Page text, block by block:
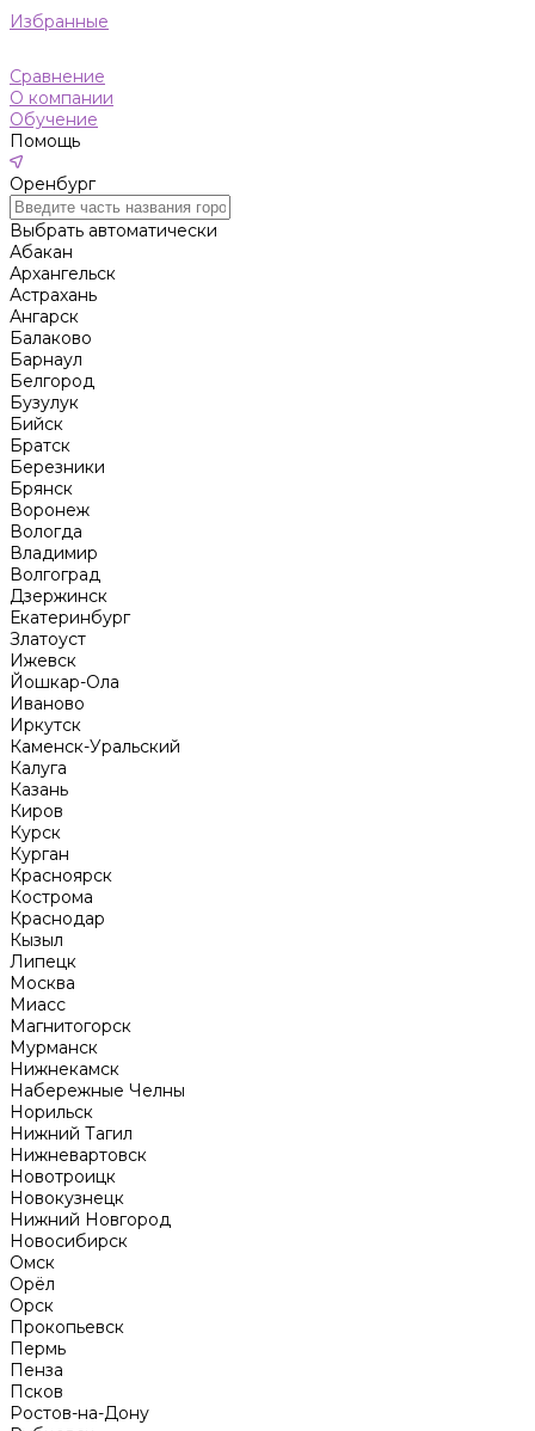
Избранные
Сравнение
О компании
Обучение
Помощь
Оренбург
Выбрать автоматически
Абакан
Архангельск
Астрахань
Ангарск
Балаково
Барнаул
Белгород
Бузулук
Бийск
Братск
Березники
Брянск
Воронеж
Вологда
Владимир
Волгоград
Дзержинск
Екатеринбург
Златоуст
Ижевск
Йошкар-Ола
Иваново
Иркутск
Каменск-Уральский
Калуга
Казань
Киров
Курск
Курган
Красноярск
Кострома
Краснодар
Кызыл
Липецк
Москва
Миасс
Магнитогорск
Мурманск
Нижнекамск
Набережные Челны
Норильск
Нижний Тагил
Нижневартовск
Новотроицк
Новокузнецк
Нижний Новгород
Новосибирск
Омск
Орёл
Орск
Прокопьевск
Пермь
Пенза
Псков
Ростов-на-Дону